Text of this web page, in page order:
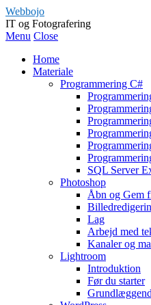
Webbojo
IT og Fotografering
Menu Close
Home
Materiale
Programmering C#
SQL Server
Photoshop
Åbn og Gem
Lag
Arbejd med
Kanaler og
Lightroom
Introduktion
Før du starter